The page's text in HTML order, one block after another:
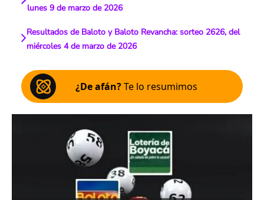
lunes 9 de marzo de 2026
Resultados de Baloto y Baloto Revancha: sorteo 2626, del
miércoles 4 de marzo de 2026
¿De afán?Te lo resumimos